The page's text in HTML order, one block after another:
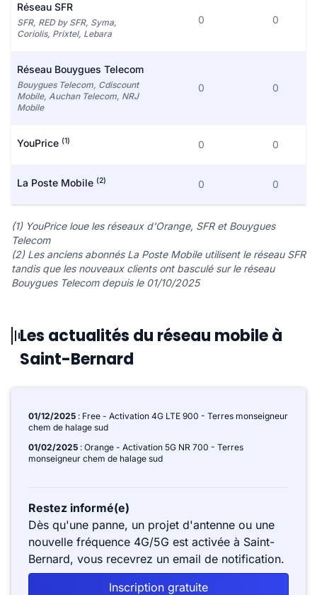
Réseau SFR
SFR, RED by SFR, Syma,
Coriolis, Prixtel, Lebara
0 0
Réseau Bouygues Telecom
Bouygues Telecom, Cdiscount
Mobile, Auchan Telecom, NRJ
Mobile
0 0
YouPrice (1) 0 0
La Poste Mobile (2) 0 0
(1) YouPrice loue les réseaux d'Orange, SFR et Bouygues
Telecom
(2) Les anciens abonnés La Poste Mobile utilisent le réseau SFR
tandis que les nouveaux clients ont basculé sur le réseau
Bouygues Telecom depuis le 01/10/2025
Les actualités du réseau mobile à
Saint-Bernard
01/12/2025 : Free - Activation 4G LTE 900 - Terres monseigneur
chem de halage sud
01/02/2025 : Orange - Activation 5G NR 700 - Terres
monseigneur chem de halage sud
Restez informé(e)
Dès qu'une panne, un projet d'antenne ou une
nouvelle fréquence 4G/5G est activée à Saint-
Bernard, vous recevrez un email de notification.
Inscription gratuite